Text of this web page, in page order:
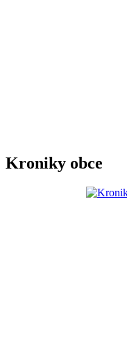
Kroniky obce